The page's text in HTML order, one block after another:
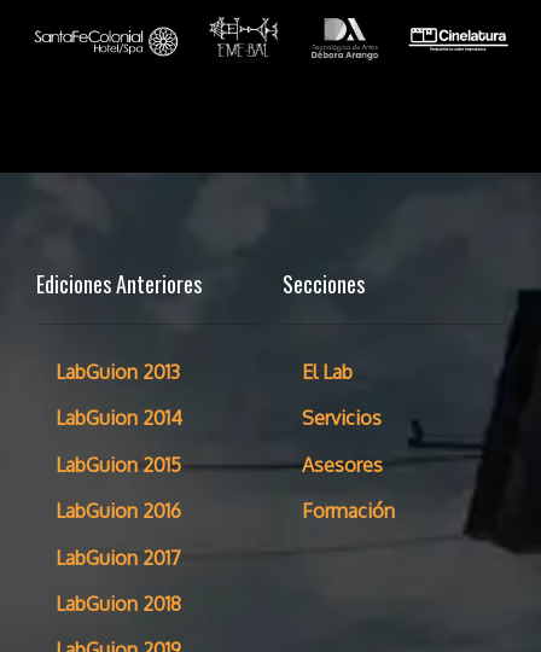
Ediciones Anteriores
LabGuion 2013
LabGuion 2014
LabGuion 2015
LabGuion 2016
LabGuion 2017
LabGuion 2018
Secciones
El Lab
Servicios
Asesores
Formación